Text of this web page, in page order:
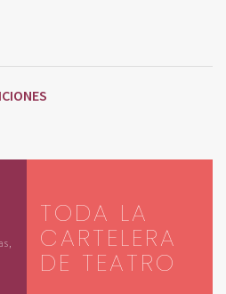
TODA LA
CARTELERA
DE TEATRO